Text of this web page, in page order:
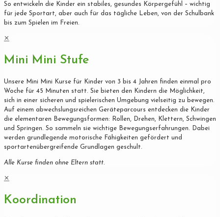
So entwickeln die Kinder ein stabiles, gesundes Körpergefühl – wichtig
für jede Sportart, aber auch für das tägliche Leben, von der Schulbank
bis zum Spielen im Freien.
✕
Mini Mini Stufe
Unsere Mini Mini Kurse für Kinder von 3 bis 4 Jahren finden einmal pro
Woche für 45 Minuten statt. Sie bieten den Kindern die Möglichkeit,
sich in einer sicheren und spielerischen Umgebung vielseitig zu bewegen.
Auf einem abwechslungsreichen Geräteparcours entdecken die Kinder
die elementaren Bewegungsformen: Rollen, Drehen, Klettern, Schwingen
und Springen. So sammeln sie wichtige Bewegungserfahrungen. Dabei
werden grundlegende motorische Fähigkeiten gefördert und
sportartenübergreifende Grundlagen geschult.
Alle Kurse finden ohne Eltern statt.
✕
Koordination